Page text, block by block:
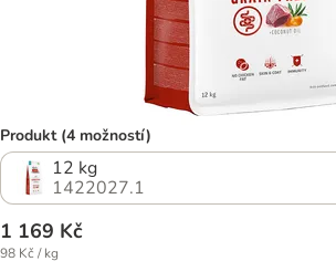
Produkt (4 možností)
12 kg
1422027.1
1 169 Kč
98 Kč / kg